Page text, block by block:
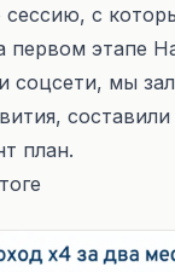
сессию, с
первом этапе
соцсети, мы
составили
план.